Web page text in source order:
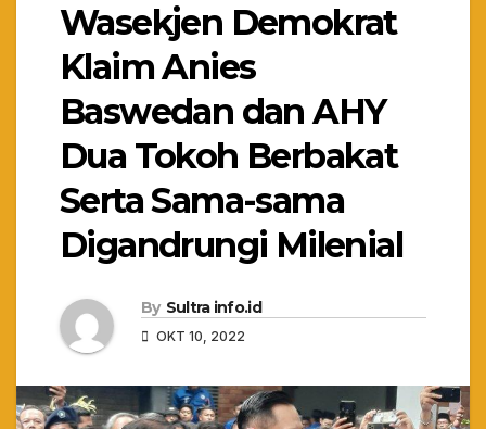
Wasekjen Demokrat
Klaim Anies
Baswedan dan AHY
Dua Tokoh Berbakat
Serta Sama-sama
Digandrungi Milenial
By Sultra info.id
OKT 10, 2022